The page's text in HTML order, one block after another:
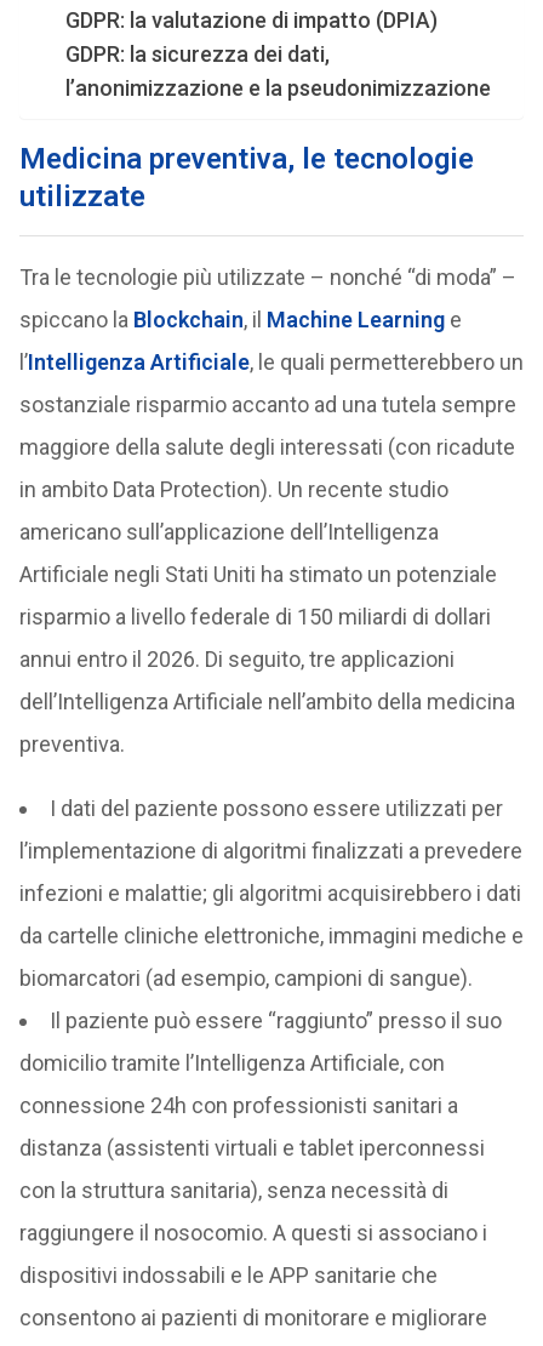
GDPR: la valutazione di impatto (DPIA)
GDPR: la sicurezza dei dati,
l’anonimizzazione e la pseudonimizzazione
Medicina preventiva, le tecnologie
utilizzate
Tra le tecnologie più utilizzate – nonché “di moda” –
spiccano la Blockchain, il Machine Learninge
l’Intelligenza Artificiale, le quali permetterebbero un
sostanziale risparmio accanto ad una tutela sempre
maggiore della salute degli interessati (con ricadute
in ambito Data Protection). Un recente studio
americano sull’applicazione dell’Intelligenza
Artificiale negli Stati Uniti ha stimato un potenziale
risparmio a livello federale di 150 miliardi di dollari
annui entro il 2026. Di seguito, tre applicazioni
dell’Intelligenza Artificiale nell’ambito della medicina
preventiva.
I dati del paziente possono essere utilizzati per
l’implementazione di algoritmi finalizzati a prevedere
infezioni e malattie; gli algoritmi acquisirebbero i dati
da cartelle cliniche elettroniche, immagini mediche e
biomarcatori (ad esempio, campioni di sangue).
Il paziente può essere “raggiunto” presso il suo
domicilio tramite l’Intelligenza Artificiale, con
connessione 24h con professionisti sanitari a
distanza (assistenti virtuali e tablet iperconnessi
con la struttura sanitaria), senza necessità di
raggiungere il nosocomio. A questi si associano i
dispositivi indossabili e le APP sanitarie che
consentono ai pazienti di monitorare e migliorare